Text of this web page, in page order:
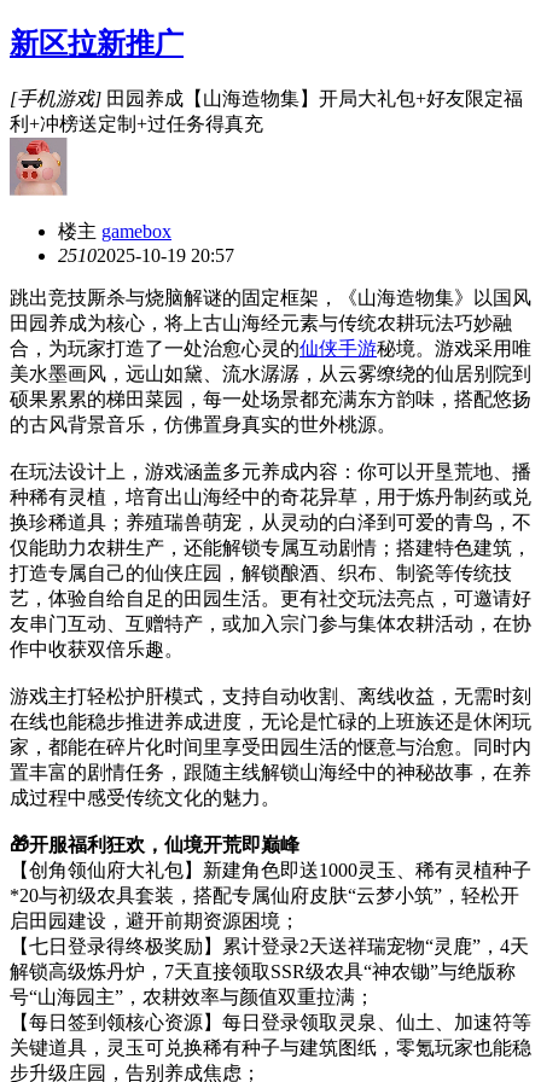
新区拉新推广
[手机游戏] 田园养成【山海造物集】开局大礼包+好友限定福
利+冲榜送定制+过任务得真充
楼主 gamebox
25102025-10-19 20:57
跳出竞技厮杀与烧脑解谜的固定框架，《山海造物集》以国风
田园养成为核心，将上古山海经元素与传统农耕玩法巧妙融
合，为玩家打造了一处治愈心灵的仙侠手游秘境。游戏采用唯
美水墨画风，远山如黛、流水潺潺，从云雾缭绕的仙居别院到
硕果累累的梯田菜园，每一处场景都充满东方韵味，搭配悠扬
的古风背景音乐，仿佛置身真实的世外桃源。
在玩法设计上，游戏涵盖多元养成内容：你可以开垦荒地、播
种稀有灵植，培育出山海经中的奇花异草，用于炼丹制药或兑
换珍稀道具；养殖瑞兽萌宠，从灵动的白泽到可爱的青鸟，不
仅能助力农耕生产，还能解锁专属互动剧情；搭建特色建筑，
打造专属自己的仙侠庄园，解锁酿酒、织布、制瓷等传统技
艺，体验自给自足的田园生活。更有社交玩法亮点，可邀请好
友串门互动、互赠特产，或加入宗门参与集体农耕活动，在协
作中收获双倍乐趣。
游戏主打轻松护肝模式，支持自动收割、离线收益，无需时刻
在线也能稳步推进养成进度，无论是忙碌的上班族还是休闲玩
家，都能在碎片化时间里享受田园生活的惬意与治愈。同时内
置丰富的剧情任务，跟随主线解锁山海经中的神秘故事，在养
成过程中感受传统文化的魅力。
🎁开服福利狂欢，仙境开荒即巅峰
【创角领仙府大礼包】新建角色即送1000灵玉、稀有灵植种子
*20与初级农具套装，搭配专属仙府皮肤“云梦小筑”，轻松开
启田园建设，避开前期资源困境；
【七日登录得终极奖励】累计登录2天送祥瑞宠物“灵鹿”，4天
解锁高级炼丹炉，7天直接领取SSR级农具“神农锄”与绝版称
号“山海园主”，农耕效率与颜值双重拉满；
【每日签到领核心资源】每日登录领取灵泉、仙土、加速符等
关键道具，灵玉可兑换稀有种子与建筑图纸，零氪玩家也能稳
步升级庄园，告别养成焦虑；